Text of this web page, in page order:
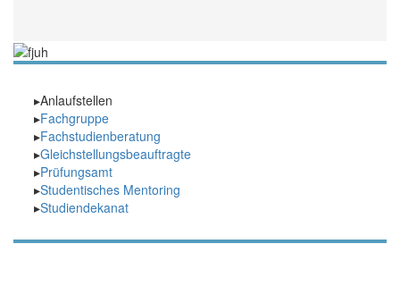
Anlaufstellen
Fachgruppe
Fachstudienberatung
Gleichstellungsbeauftragte
Prüfungsamt
Studentisches Mentoring
Studiendekanat